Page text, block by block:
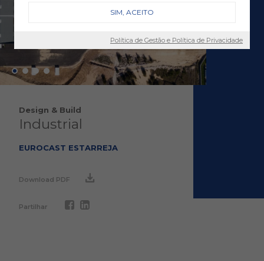
Design & Build
Industrial
EUROCAST ESTARREJA
Download PDF
Partilhar
SIM, ACEITO
Política de Gestão e Política de Privacidade